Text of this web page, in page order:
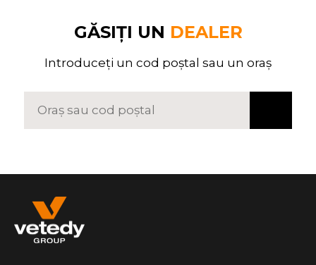
GĂSIȚI UN DEALER
Introduceți un cod poștal sau un oraș